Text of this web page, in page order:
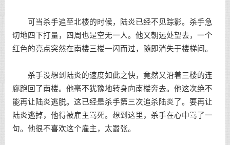
可当杀手追至北楼的时候，陆炎已经不见踪影。杀手急
切地四下打量，四周也是空无一人。他又朝远处望去，一个
红色的亮点突然在南楼三楼一闪而过，随即消失于楼梯间。
杀手没想到陆炎的速度如此之快，竟然又沿着三楼的连
廊跑回了南楼。他毫不犹豫地转身向南楼奔去。他这次绝不
能再让陆炎逃脱。这已经是杀手第三次追杀陆炎了。要再让
陆炎逃掉，他得被雇主骂死。想到这里，杀手在心中骂了一
句。他很不喜欢这个雇主，太嚣张。